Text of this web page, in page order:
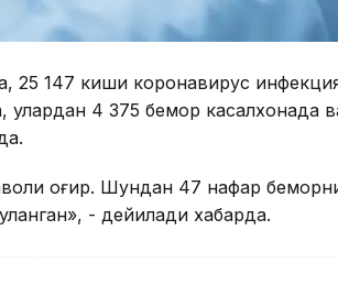
25 147 киши коронавирус
4 375 бемор касалхонада
оғир. Шундан 47 нафар
- дейилади хабарда.